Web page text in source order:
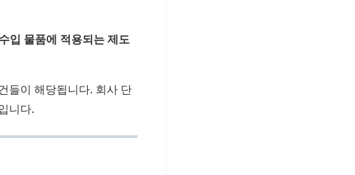
입 물품에 적용되는 제도
들이 해당됩니다. 회사 단
니다.